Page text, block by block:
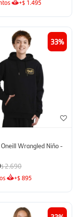
+$ 1.495
33
Wrangled Niño -
$2.690
+$895